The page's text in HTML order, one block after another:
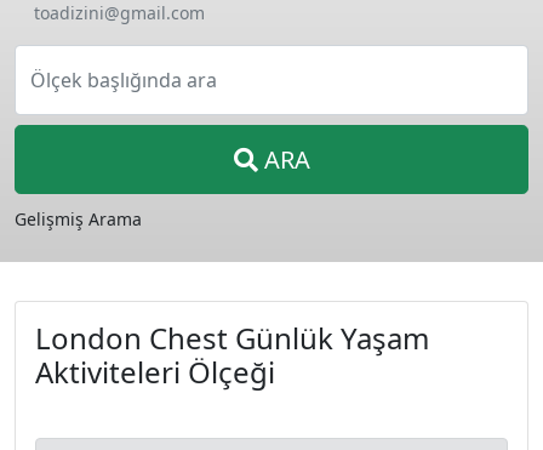
toadizini@gmail.com
Ölçek başlığında ara
ARA
Gelişmiş Arama
London Chest Günlük Yaşam
Aktiviteleri Ölçeği